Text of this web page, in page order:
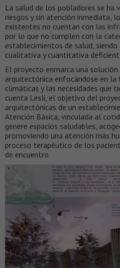
La salud de los pobladores se ha
riesgos y sin atención inmediata,
existentes no cuentan con las
por lo que no cumplen con la
establecimientos de salud,
cualitativa y cuantitativa
El proyecto enmarca una
arquitectónica enfocándose en la
climáticas y las necesidades que
cuenta Lesli, el objetivo del
arquitectónicas de un
Atención Básica, vinculada al
genere espacios saludables,
promoviendo una atención más
proceso terapéutico de los
de encuentro.